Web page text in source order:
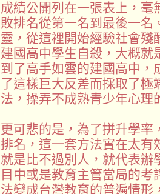
成績公開列在一張表上，毫
敗排名從第一名到最後一名
靈，從這裡開始經驗社會殘
建國高中學生自殺，大概就
到了高手如雲的建國高中，
了這樣巨大反差而採取了極
法，操弄不成熟青少年心理
更可悲的是，為了拼升學率
排名，這一套方法實在太有
就是比不過別人，就代表辦
目中或是教育主管當局的
法變成台灣教育的普遍情形